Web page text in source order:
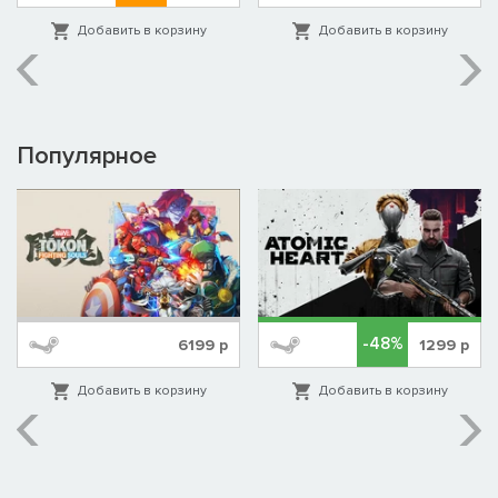
источников, однако за это приходится платить снижением
поддержки среди знати.
Сыма Юн известен своим умением примечать способных
Сыма Цзюн: властный регент
Класс: командир
Приоритет: централизованное правительство
Уникальные отряды:
• цийские стражники (алебардисты, сильны против конницы,
превосходная броня)
тяжеловооружённых врагов)
Сыма Цзюн наращивает свою мощь, прибегая к контролю, —
Добавить в корзину Добавить в корзину
Популярное
6199 р
Добавить в корзину
-48% 1299 р
Добавить в корзину